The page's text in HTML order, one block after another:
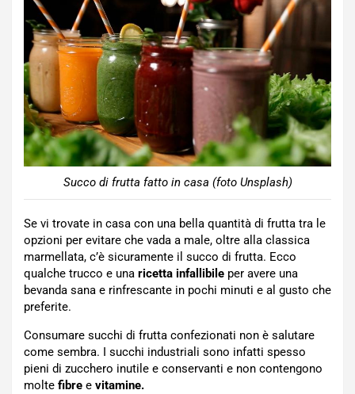
Succo di frutta fatto in casa (foto Unsplash)
Se vi trovate in casa con una bella quantità di frutta tra le
opzioni per evitare che vada a male, oltre alla classica
marmellata, c’è sicuramente il succo di frutta. Ecco
qualche trucco e una ricetta infallibile per avere una
bevanda sana e rinfrescante in pochi minuti e al gusto che
preferite.
Consumare succhi di frutta confezionati non è salutare
come sembra. I succhi industriali sono infatti spesso
pieni di zucchero inutile e conservanti e non contengono
molte fibre e vitamine.